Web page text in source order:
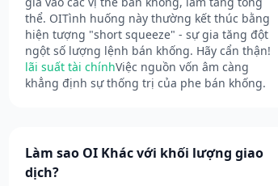
thể. OITình huống này thường kết thúc bằng
hiện tượng "short squeeze" - sự gia tăng đột
ngột số lượng lệnh bán khống. Hãy cẩn thận!
lãi suất tài chínhViệc nguồn vốn âm càng
khẳng định sự thống trị của phe bán khống.
Làm sao OI Khác với khối lượng giao
dịch?